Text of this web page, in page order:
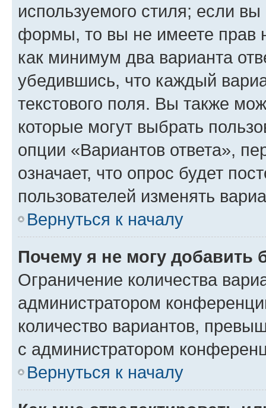
используемого стиля; если
формы, то вы не имеете прав
как минимум два варианта
убедившись, что каждый
текстового поля. Вы также
которые могут выбрать
опции «Вариантов ответа»,
означает, что опрос будет
пользователей изменять
Вернуться к началу
Почему я не могу добавить
Ограничение количества
администратором
количество вариантов,
с администратором
Вернуться к началу